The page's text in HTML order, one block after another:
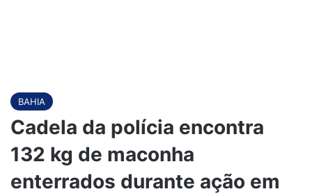
BAHIA
Cadela da polícia encontra
132 kg de maconha
enterrados durante ação em